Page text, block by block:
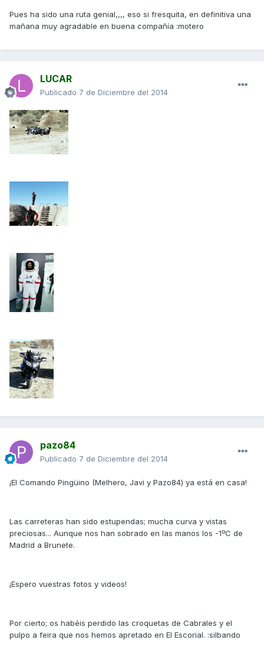
Pues ha sido una ruta genial,,,, eso si fresquita, en definitiva una
mañana muy agradable en buena compañía :motero
LUCAR
Publicado 7 de Diciembre del 2014
pazo84
Publicado 7 de Diciembre del 2014
¡El Comando Pingüino (Melhero, Javi y Pazo84) ya está en casa!
Las carreteras han sido estupendas; mucha curva y vistas
preciosas... Aunque nos han sobrado en las manos los -1ºC de
Madrid a Brunete.
¡Espero vuestras fotos y videos!
Por cierto; os habéis perdido las croquetas de Cabrales y el
pulpo a feira que nos hemos apretado en El Escorial. :silbando